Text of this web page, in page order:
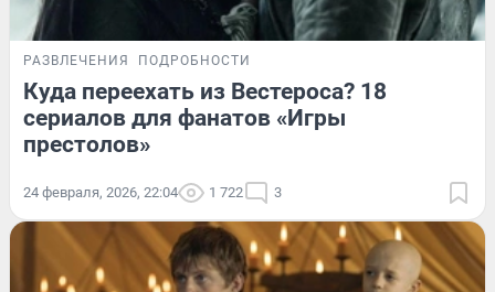
РАЗВЛЕЧЕНИЯ ПОДРОБНОСТИ
Куда переехать из Вестероса? 18
сериалов для фанатов «Игры
престолов»
24 февраля, 2026, 22:04 1 722 3